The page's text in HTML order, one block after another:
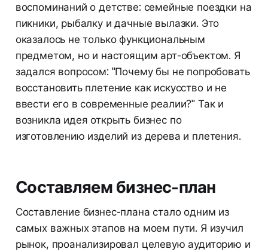
воспоминаний о детстве: семейные поездки на
пикники, рыбалку и дачные вылазки. Это
оказалось не только функциональным
предметом, но и настоящим арт-объектом. Я
задался вопросом: "Почему бы не попробовать
восстановить плетение как искусство и не
ввести его в современные реалии?" Так и
возникла идея открыть бизнес по
изготовлению изделий из дерева и плетения.
Составляем бизнес-план
Составление бизнес-плана стало одним из
самых важных этапов на моем пути. Я изучил
рынок, проанализировал целевую аудиторию и